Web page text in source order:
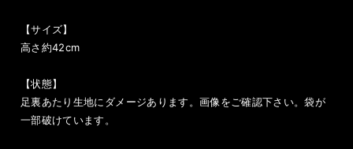
【サイズ】
高さ約42cm
【状態】
足裏あたり生地にダメージあります。画像をご確認下さい。袋が
一部破けています。